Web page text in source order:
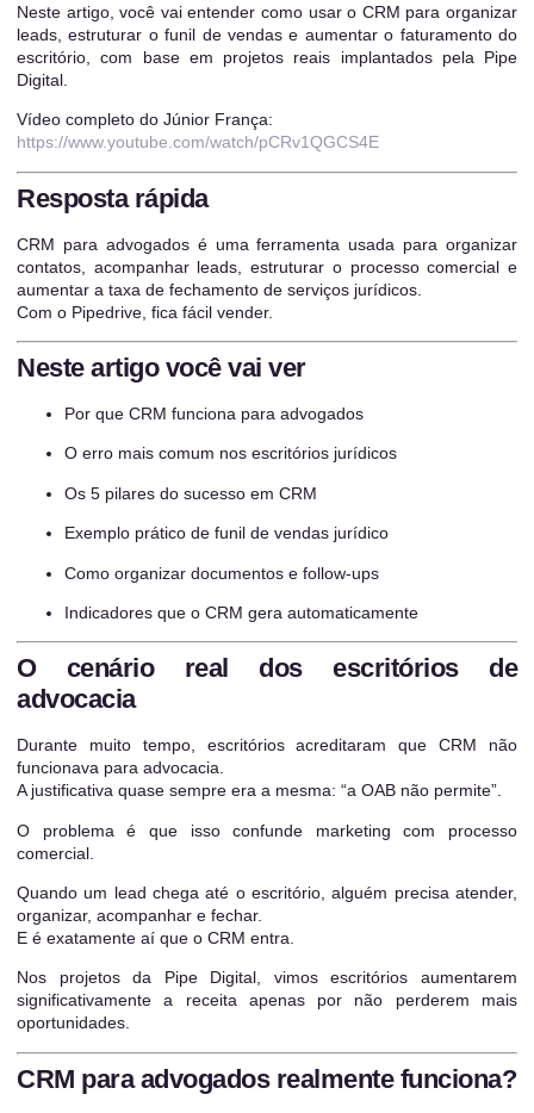
Neste artigo, você vai entender como usar o CRM para organizar
leads, estruturar o funil de vendas e aumentar o faturamento do
escritório, com base em projetos reais implantados pela Pipe
Digital.
Vídeo completo do Júnior França:
https://www.youtube.com/watch/pCRv1QGCS4E
Resposta rápida
CRM para advogados é uma ferramenta usada para organizar
contatos, acompanhar leads, estruturar o processo comercial e
aumentar a taxa de fechamento de serviços jurídicos.
Com o Pipedrive, fica fácil vender.
Neste artigo você vai ver
Por que CRM funciona para advogados
O erro mais comum nos escritórios jurídicos
Os 5 pilares do sucesso em CRM
Exemplo prático de funil de vendas jurídico
Como organizar documentos e follow-ups
Indicadores que o CRM gera automaticamente
O cenário real dos escritórios de
advocacia
Durante muito tempo, escritórios acreditaram que CRM não
funcionava para advocacia.
A justificativa quase sempre era a mesma: “a OAB não permite”.
O problema é que isso confunde marketing com processo
comercial.
Quando um lead chega até o escritório, alguém precisa atender,
organizar, acompanhar e fechar.
E é exatamente aí que o CRM entra.
Nos projetos da Pipe Digital, vimos escritórios aumentarem
significativamente a receita apenas por não perderem mais
oportunidades.
CRM para advogados realmente funciona?